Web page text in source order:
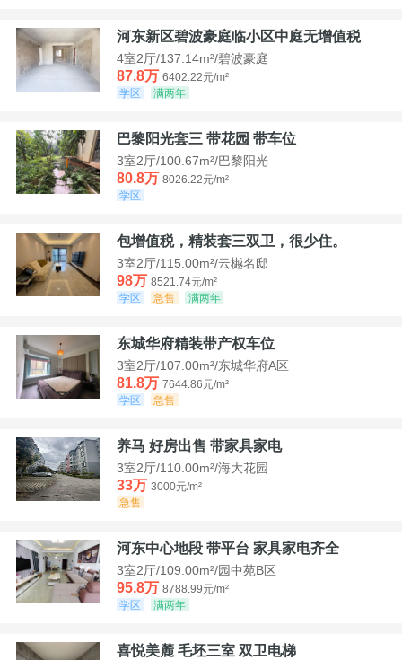
河东新区碧波豪庭临小区中庭无增值税
4室2厅/137.14m²/碧波豪庭
87.8万 6402.22元/m²
学区
满两年
巴黎阳光套三 带花园 带车位
3室2厅/100.67m²/巴黎阳光
80.8万 8026.22元/m²
学区
包增值税，精装套三双卫，很少住。
3室2厅/115.00m²/云樾名邸
98万 8521.74元/m²
学区
急售 满两年
东城华府精装带产权车位
3室2厅/107.00m²/东城华府A区
81.8万 7644.86元/m²
学区
急售
养马 好房出售 带家具家电
3室2厅/110.00m²/海大花园
33万 3000元/m²
急售
河东中心地段 带平台 家具家电齐全
3室2厅/109.00m²/园中苑B区
95.8万 8788.99元/m²
学区
满两年
喜悦美麓 毛坯三室 双卫电梯